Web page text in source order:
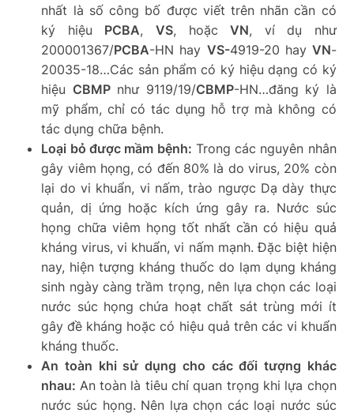
nhất là số công bố được viết trên nhãn cần có
ký hiệu PCBA, VS, hoặcVN, ví dụ như
200001367/PCBA-HN hay VS-4919-20 hay VN-
20035-18…Các sản phẩm có ký hiệu dạng có ký
hiệu CBMPnhư 9119/19/CBMP-HN…đăng ký là
mỹ phẩm, chỉ có tác dụng hỗ trợ mà không có
tác dụng chữa bệnh.
Loại bỏ được mầm bệnh: Trong các nguyên nhân
gây viêm họng, có đến 80% là do virus, 20% còn
lại do vi khuẩn, vi nấm, trào ngược Dạ dày thực
quản, dị ứng hoặc kích ứng gây ra. Nước súc
họng chữa viêm họng tốt nhất cần có hiệu quả
kháng virus, vi khuẩn, vi nấm mạnh. Đặc biệt hiện
nay, hiện tượng kháng thuốc do lạm dụng kháng
sinh ngày càng trầm trọng, nên lựa chọn các loại
nước súc họng chứa hoạt chất sát trùng mới ít
gây đề kháng hoặc có hiệu quả trên các vi khuẩn
kháng thuốc.
An toàn khi sử dụng cho các đối tượng khác
nhau: An toàn là tiêu chí quan trọng khi lựa chọn
nước súc họng. Nên lựa chọn các loại nước súc